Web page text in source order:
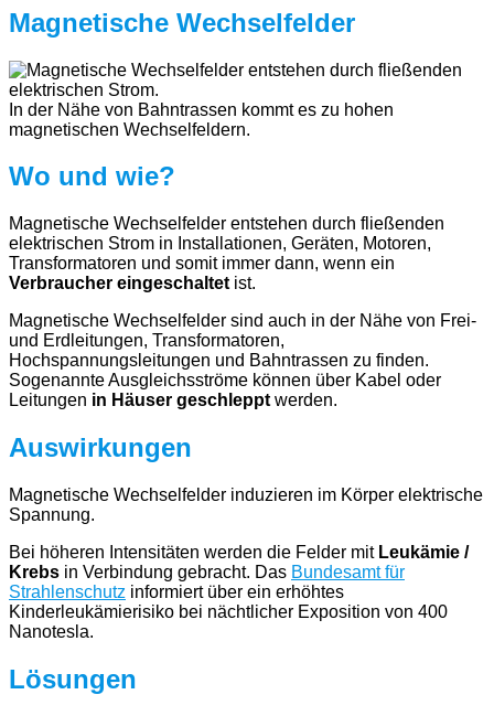
Magnetische Wechselfelder
In der Nähe von Bahntrassen kommt es zu hohen
magnetischen Wechselfeldern.
Wo und wie?
Magnetische Wechselfelder entstehen durch fließenden
elektrischen Strom in Installationen, Geräten, Motoren,
Transformatoren und somit immer dann, wenn ein
Verbraucher eingeschaltet ist.
Magnetische Wechselfelder sind auch in der Nähe von Frei-
und Erdleitungen, Transformatoren,
Hochspannungsleitungen und Bahntrassen zu finden.
Sogenannte Ausgleichsströme können über Kabel oder
Leitungen in Häuser geschleppt werden.
Auswirkungen
Magnetische Wechselfelder induzieren im Körper elektrische
Spannung.
Bei höheren Intensitäten werden die Felder mit Leukämie /
Krebs in Verbindung gebracht. Das Bundesamt für
Strahlenschutz informiert über ein erhöhtes
Kinderleukämierisiko bei nächtlicher Exposition von 400
Nanotesla.
Lösungen